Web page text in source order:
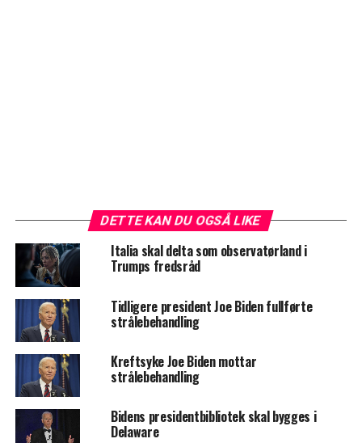
DETTE KAN DU OGSÅ LIKE
Italia skal delta som observatørland i
Trumps fredsråd
Tidligere president Joe Biden fullførte
strålebehandling
Kreftsyke Joe Biden mottar
strålebehandling
Bidens presidentbibliotek skal bygges i
Delaware